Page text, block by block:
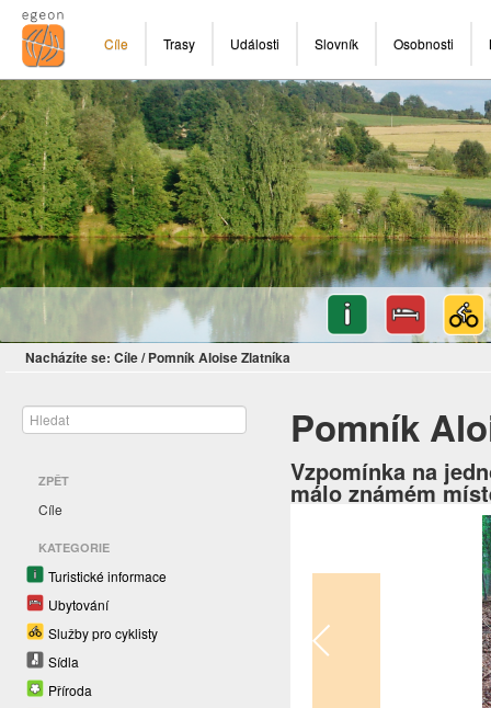
Cíle Trasy Události Slovník Osobnosti
Nacházíte se: Cíle/ Pomník Aloise Zlatníka
ZPĚT
Cíle
KATEGORIE
Turistické informace
Ubytování
Služby pro cyklisty
Sídla
Příroda
Pomník
Vzpomínka na
málo známém